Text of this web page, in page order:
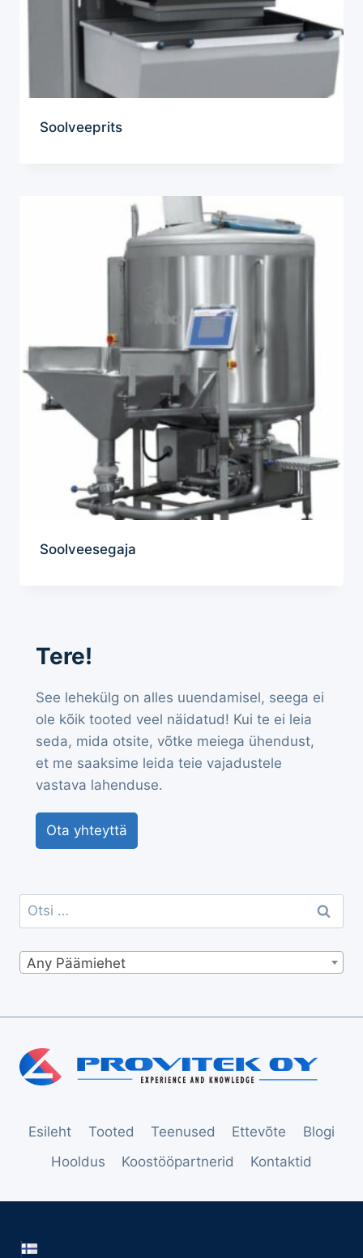
Soolveeprits
Soolveesegaja
Tere!
See lehekülg on alles uuendamisel, seega ei
ole kõik tooted veel näidatud! Kui te ei leia
seda, mida otsite, võtke meiega ühendust,
et me saaksime leida teie vajadustele
vastava lahenduse.
Ota yhteyttä
Otsi:
Any Päämiehet
Esileht Tooted Teenused Ettevõte
Blogi
Hooldus
Koostööpartnerid Kontaktid